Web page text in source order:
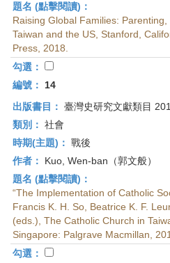
題名 (點擊閱讀)：
Raising Global Families:
Taiwan and the US, Stanford,
Press, 2018.
勾選：
編號：
14
出版書目： 臺灣史研究文獻類目
類別： 社會
時期(主題)： 戰後
作者：
Kuo, Wen-ban（郭文般）
題名 (點擊閱讀)：
“The Implementation of Catholic
Francis K. H. So, Beatrice K. F.
(eds.), The Catholic Church in
Singapore: Palgrave Macmillan,
勾選：